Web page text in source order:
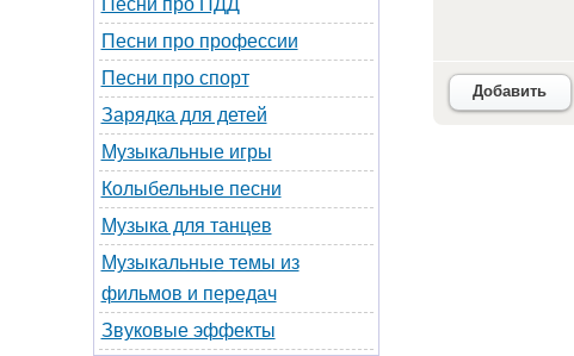
Песни про ПДД
Песни про профессии
Песни про спорт
Зарядка для детей
Музыкальные игры
Колыбельные песни
Музыка для танцев
Музыкальные темы из
фильмов и передач
Звуковые эффекты
Добавить